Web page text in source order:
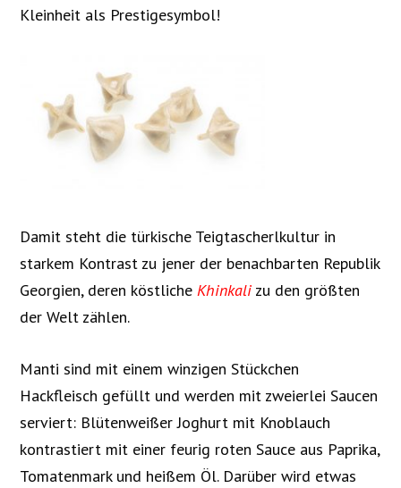
Kleinheit als Prestigesymbol!
Damit steht die türkische Teigtascherlkultur in
starkem Kontrast zu jener der benachbarten Republik
Georgien, deren köstlicheKhinkali zu den größten
der Welt zählen.
Manti sind mit einem winzigen Stückchen
Hackfleisch gefüllt und werden mit zweierlei Saucen
serviert: Blütenweißer Joghurt mit Knoblauch
kontrastiert mit einer feurig roten Sauce aus Paprika,
Tomatenmark und heißem Öl. Darüber wird etwas